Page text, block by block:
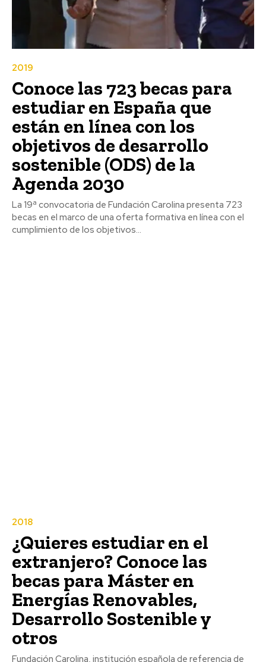
2019
Conoce las 723 becas para
estudiar en España que
están en línea con los
objetivos de desarrollo
sostenible (ODS) de la
Agenda 2030
La 19ª convocatoria de Fundación Carolina presenta 723
becas en el marco de una oferta formativa en línea con el
cumplimiento de los objetivos...
2018
¿Quieres estudiar en el
extranjero? Conoce las
becas para Máster en
Energías Renovables,
Desarrollo Sostenible y
otros
Fundación Carolina, institución española de referencia de